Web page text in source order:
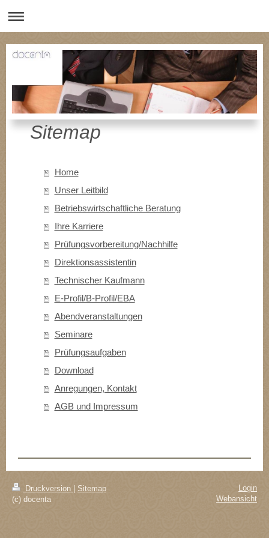
Sitemap
Home
Unser Leitbild
Betriebswirtschaftliche Beratung
Ihre Karriere
Prüfungsvorbereitung/Nachhilfe
Direktionsassistentin
Technischer Kaufmann
E-Profil/B-Profil/EBA
Abendveranstaltungen
Seminare
Prüfungsaufgaben
Download
Anregungen, Kontakt
AGB und Impressum
Druckversion
Sitemap
(c) docenta
Login
Webansicht